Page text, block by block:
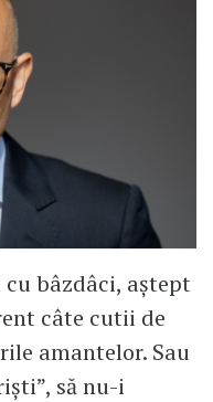
bâzdâci, aștept
câte cutii de
amantelor. Sau
să nu-i